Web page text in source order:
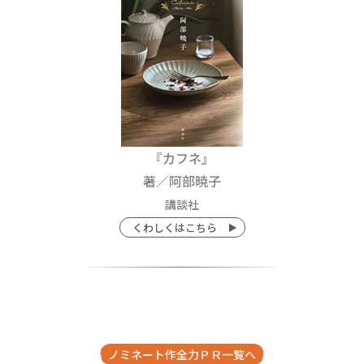
『カフネ』
著／阿部暁子
講談社
くわしくはこちら
ノミネート作全力ＰＲ一覧へ